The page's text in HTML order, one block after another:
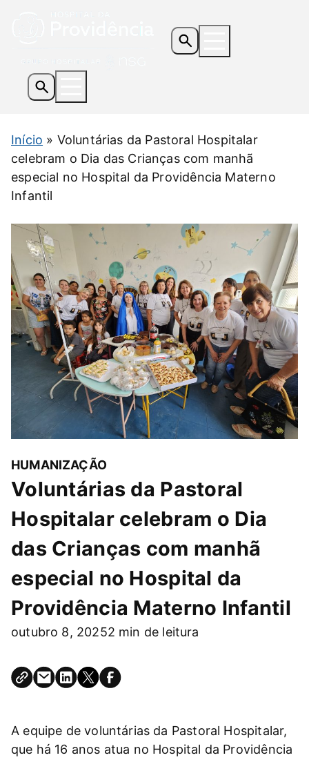
Serviços e Especialidades
Informações Úteis
Notícias
Doe Agora
Início » Voluntárias da Pastoral Hospitalar
celebram o Dia das Crianças com manhã
especial no Hospital da Providência Materno
Infantil
HUMANIZAÇÃO
Voluntárias da Pastoral
Hospitalar celebram o Dia
das Crianças com manhã
especial no Hospital da
Providência Materno Infantil
outubro 8, 20252 min de leitura
A equipe de voluntárias da Pastoral Hospitalar,
que há 16 anos atua no Hospital da Providência